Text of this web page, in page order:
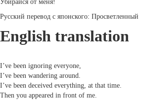
Убирайся от меня!
Русский перевод с японского: Просветленный
English translation
I’ve been ignoring everyone,
I’ve been wandering around.
I’ve been deceived everything, at that time.
Then you appeared in front of me.